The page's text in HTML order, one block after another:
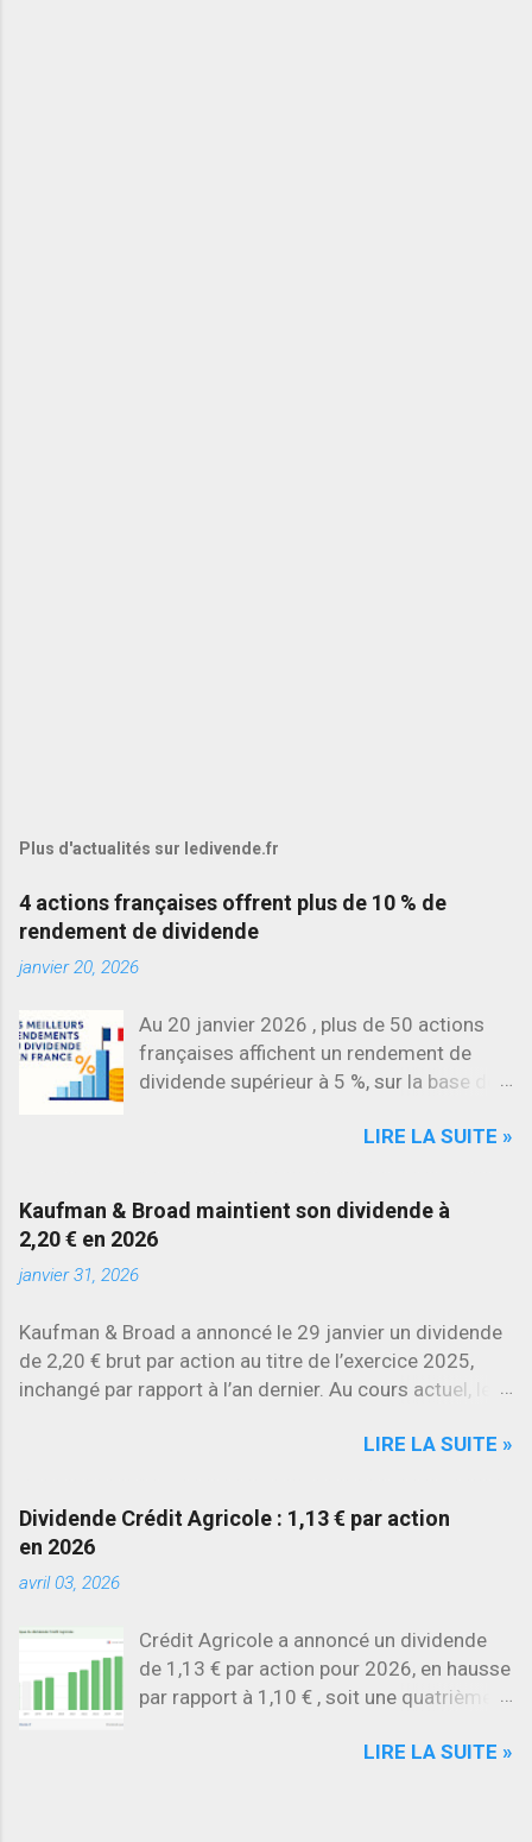
Plus d'actualités sur ledivende.fr
4 actions françaises offrent plus de 10 % de
rendement de dividende
janvier 20, 2026
Au 20 janvier 2026 , plus de 50 actions
françaises affichent un rendement de
dividende supérieur à 5 %, sur la base des
évolutions les plus marquantes concerne
Stellantis et Renault reculent déjà à deux
chiffres.
LIRE LA SUITE »
Kaufman & Broad maintient son dividende à
2,20 € en 2026
janvier 31, 2026
Kaufman & Broad a annoncé le 29 janvier un dividende
de 2,20 € brut par action au titre de l’exercice 2025,
inchangé par rapport à l’an dernier. Au cours actuel, le
LIRE LA SUITE »
Dividende Crédit Agricole : 1,13 € par action
en 2026
avril 03, 2026
Crédit Agricole a annoncé un dividende
de 1,13 € par action pour 2026, en hausse
par rapport à 1,10 € , soit une quatrième
LIRE LA SUITE »